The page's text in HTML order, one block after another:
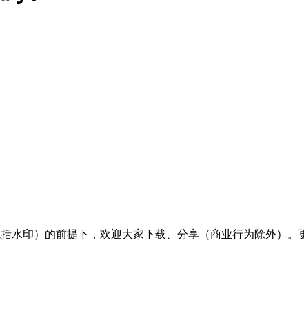
水印）的前提下，欢迎大家下载、分享（商业行为除外）